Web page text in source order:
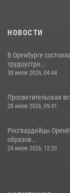
НОВОСТИ
В Оренбурге
трудоустро...
30 июля 2026, 04:44
Просветительская
28 июля 2026, 09:41
Росгвардейцы
образов...
24 июля 2026, 12:25